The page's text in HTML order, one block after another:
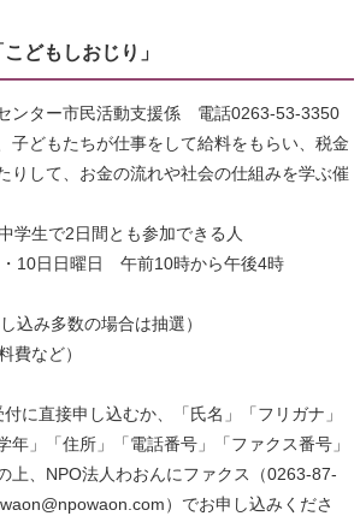
どもしおじり」
ンター市民活動支援係 電話0263-53-3350
子どもたちが仕事をして給料をもらい、税金
りして、お金の流れや社会の仕組みを学ぶ催
生で2日間とも参加できる人
10日日曜日 午前10時から午後4時
み多数の場合は抽選）
など）
に直接申し込むか、「氏名」「フリガナ」
年」「住所」「電話番号」「ファクス番号」
上、NPO法人わおんにファクス（0263-87-
）でお申し込みくださ